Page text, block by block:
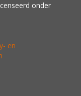
onder
en